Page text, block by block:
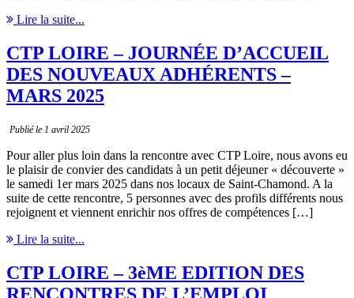
Lire la suite...
CTP LOIRE – JOURNÉE D’ACCUEIL
DES NOUVEAUX ADHÉRENTS –
MARS 2025
Publié le 1 avril 2025
Pour aller plus loin dans la rencontre avec CTP Loire, nous avons eu
le plaisir de convier des candidats à un petit déjeuner « découverte »
le samedi 1er mars 2025 dans nos locaux de Saint-Chamond. A la
suite de cette rencontre, 5 personnes avec des profils différents nous
rejoignent et viennent enrichir nos offres de compétences […]
Lire la suite...
CTP LOIRE – 3èME EDITION DES